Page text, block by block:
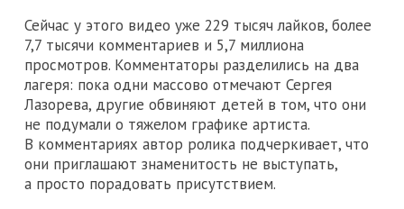
Сейчас у этого видео уже 229 тысяч лайков, более
7,7 тысячи комментариев и 5,7 миллиона
просмотров. Комментаторы разделились на два
лагеря: пока одни массово отмечают Сергея
Лазорева, другие обвиняют детей в том, что они
не подумали о тяжелом графике артиста.
В комментариях автор ролика подчеркивает, что
они приглашают знаменитость не выступать,
а просто порадовать присутствием.